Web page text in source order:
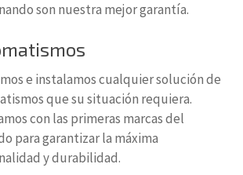
son nuestra mejor garantía.
e instalamos cualquier solución de
que su situación requiera.
con las primeras marcas del
para garantizar la máxima
y durabilidad.